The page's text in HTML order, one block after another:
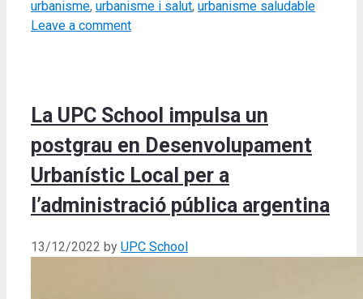
urbanisme, urbanisme i salut, urbanisme saludable
Leave a comment
La UPC School impulsa un
postgrau en Desenvolupament
Urbanístic Local per a
l’administració pública argentina
13/12/2022 by UPC School